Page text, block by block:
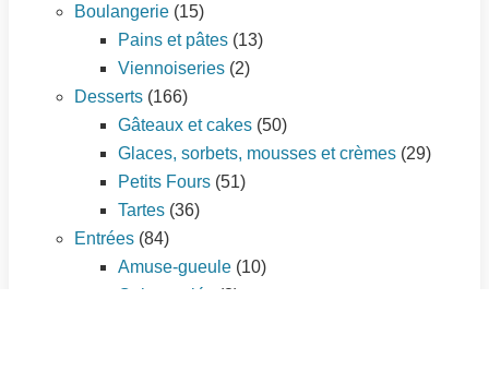
Boulangerie (15)
Pains et pâtes (13)
Viennoiseries (2)
Desserts (166)
Gâteaux et cakes (50)
Glaces, sorbets, mousses et crèmes (29)
Petits Fours (51)
Tartes (36)
Entrées (84)
Amuse-gueule (10)
Cakes salés
(3)